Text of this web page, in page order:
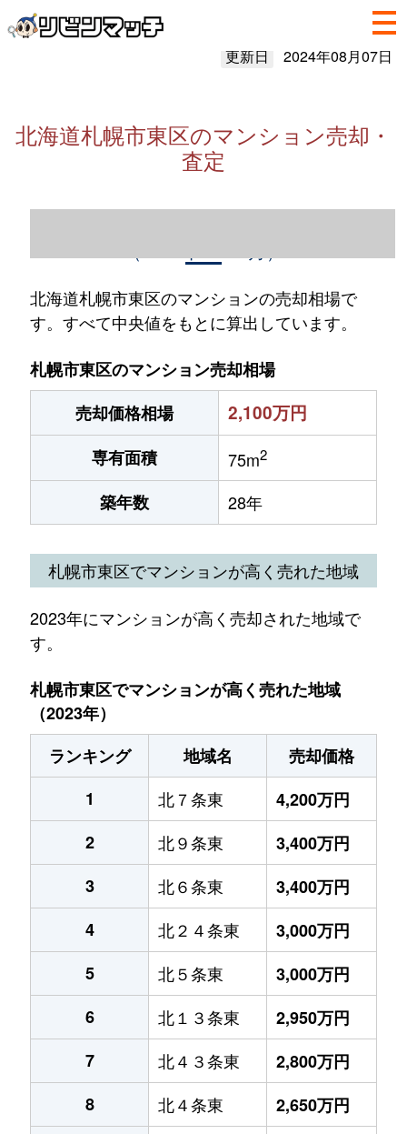
更新日 2024年08月07日
北海道札幌市東区のマンション売却・
査定
北海道札幌市東区のマンションの売却相場で
す。すべて中央値をもとに算出しています。
札幌市東区のマンション売却相場
売却価格相場
2,100万円
専有面積 75m2
築年数 28年
札幌市東区でマンションが高く売れた地域
2023年にマンションが高く売却された地域で
す。
札幌市東区でマンションが高く売れた地域
（2023年）
ランキング
地域名
売却価格
1
北７条東
4,200万円
2
北９条東
3,400万円
3
北６条東
3,400万円
4
北２４条東
3,000万円
5
北５条東
3,000万円
6
北１３条東
2,950万円
7
北４３条東
2,800万円
8
北４条東
2,650万円